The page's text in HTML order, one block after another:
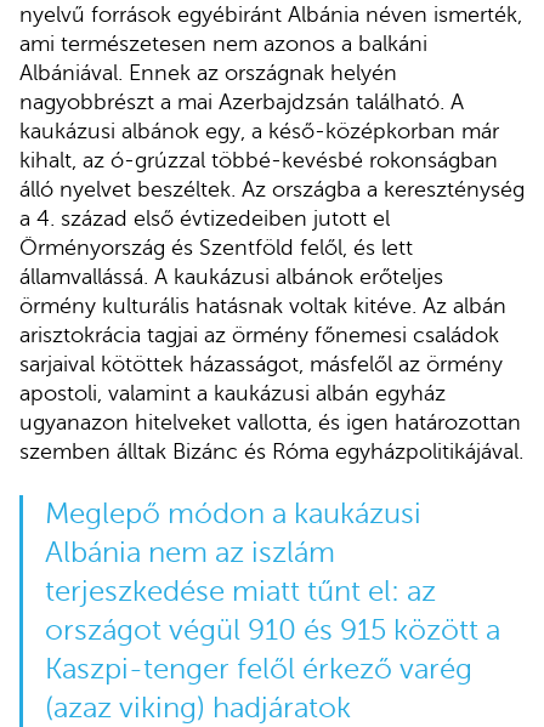
nyelvű források egyébiránt Albánia néven ismerték,
ami természetesen nem azonos a balkáni
Albániával. Ennek az országnak helyén
nagyobbrészt a mai Azerbajdzsán található. A
kaukázusi albánok egy, a késő-középkorban már
kihalt, az ó-grúzzal többé-kevésbé rokonságban
álló nyelvet beszéltek. Az országba a kereszténység
a 4. század első évtizedeiben jutott el
Örményország és Szentföld felől, és lett
államvallássá. A kaukázusi albánok erőteljes
örmény kulturális hatásnak voltak kitéve. Az albán
arisztokrácia tagjai az örmény főnemesi családok
sarjaival kötöttek házasságot, másfelől az örmény
apostoli, valamint a kaukázusi albán egyház
ugyanazon hitelveket vallotta, és igen határozottan
szemben álltak Bizánc és Róma egyházpolitikájával.
Meglepő módon a kaukázusi
Albánia nem az iszlám
terjeszkedése miatt tűnt el: az
országot végül 910 és 915 között a
Kaszpi-tenger felől érkező varég
(azaz viking) hadjáratok